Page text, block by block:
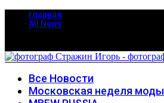
главная
All News
Все Новости
Московская неделя моды